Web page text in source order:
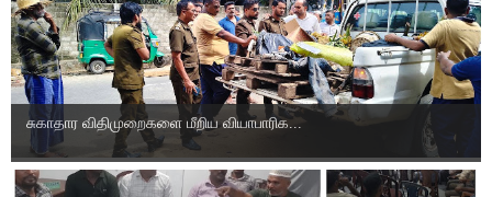
சுகாதார விதிமுறைகளை மீறிய வியாபாரிக...